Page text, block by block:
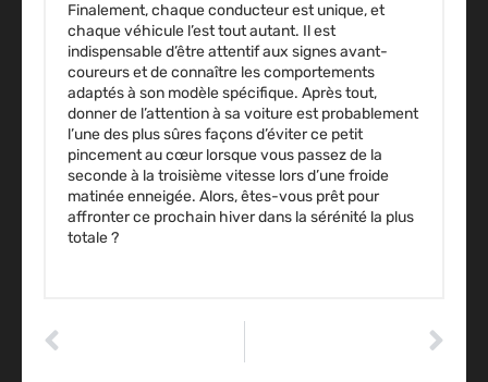
Finalement, chaque conducteur est unique, et
chaque véhicule l’est tout autant. Il est
indispensable d’être attentif aux signes avant-
coureurs et de connaître les comportements
adaptés à son modèle spécifique. Après tout,
donner de l’attention à sa voiture est probablement
l’une des plus sûres façons d’éviter ce petit
pincement au cœur lorsque vous passez de la
seconde à la troisième vitesse lors d’une froide
matinée enneigée. Alors, êtes-vous prêt pour
affronter ce prochain hiver dans la sérénité la plus
totale ?